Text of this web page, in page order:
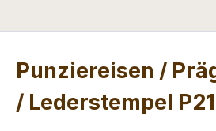
Punziereisen /
/ Lederstempel